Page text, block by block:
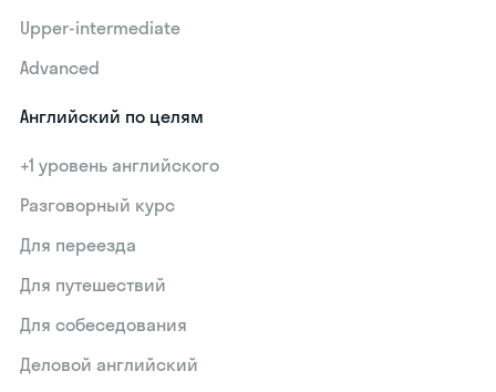
Upper-intermediate
Advanced
Английский по целям
+1 уровень английского
Разговорный курс
Для переезда
Для путешествий
Для собеседования
Деловой английский